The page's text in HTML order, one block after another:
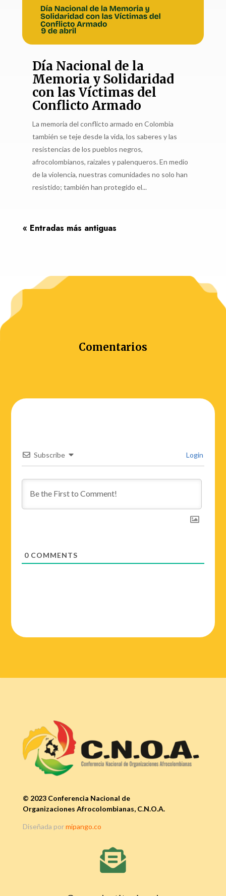
Día Nacional de la
Memoria y Solidaridad
con las Víctimas del
Conflicto Armado
La memoria del conflicto armado en Colombia
también se teje desde la vida, los saberes y las
resistencias de los pueblos negros,
afrocolombianos, raizales y palenqueros. En medio
de la violencia, nuestras comunidades no solo han
resistido; también han protegido el...
« Entradas más antiguas
Comentarios
Subscribe Login
0 COMMENTS
© 2023 Conferencia Nacional de
Organizaciones Afrocolombianas, C.N.O.A.
Diseñada pormipango.co
